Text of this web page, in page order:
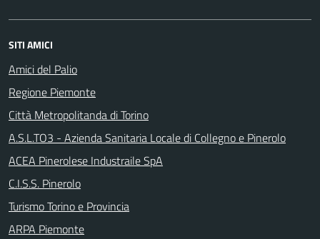
SITI AMICI
Amici del Palio
Regione Piemonte
Città Metropolitanda di Torino
A.S.L.TO3 - Azienda Sanitaria Locale di Collegno e Pinerolo
ACEA Pinerolese Industraile SpA
C.I.S.S. Pinerolo
Turismo Torino e Provincia
ARPA Piemonte